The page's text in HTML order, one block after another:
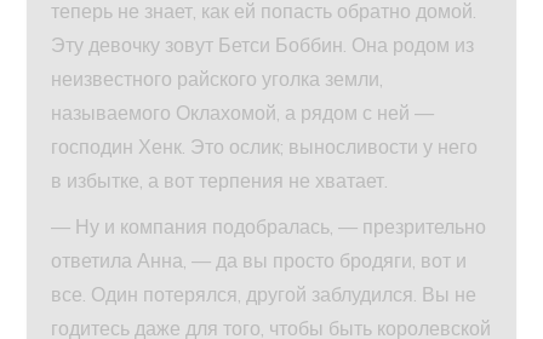
теперь не знает, как ей попасть обратно домой.
Эту девочку зовут Бетси Боббин. Она родом из
неизвестного райского уголка земли,
называемого Оклахомой, а рядом с ней —
господин Хенк. Это ослик; выносливости у него
в избытке, а вот терпения не хватает.
— Ну и компания подобралась, — презрительно
ответила Анна, — да вы просто бродяги, вот и
все. Один потерялся, другой заблудился. Вы не
годитесь даже для того, чтобы быть королевской